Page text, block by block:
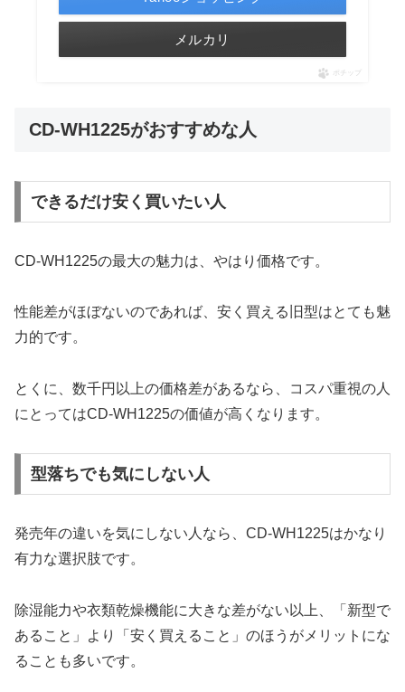
メルカリ
ポチップ
CD-WH1225がおすすめな人
できるだけ安く買いたい人
CD-WH1225の最大の魅力は、やはり価格です。
性能差がほぼないのであれば、安く買える旧型はとても魅
力的です。
とくに、数千円以上の価格差があるなら、コスパ重視の人
にとってはCD-WH1225の価値が高くなります。
型落ちでも気にしない人
発売年の違いを気にしない人なら、CD-WH1225はかなり
有力な選択肢です。
除湿能力や衣類乾燥機能に大きな差がない以上、「新型で
あること」より「安く買えること」のほうがメリットにな
ることも多いです。